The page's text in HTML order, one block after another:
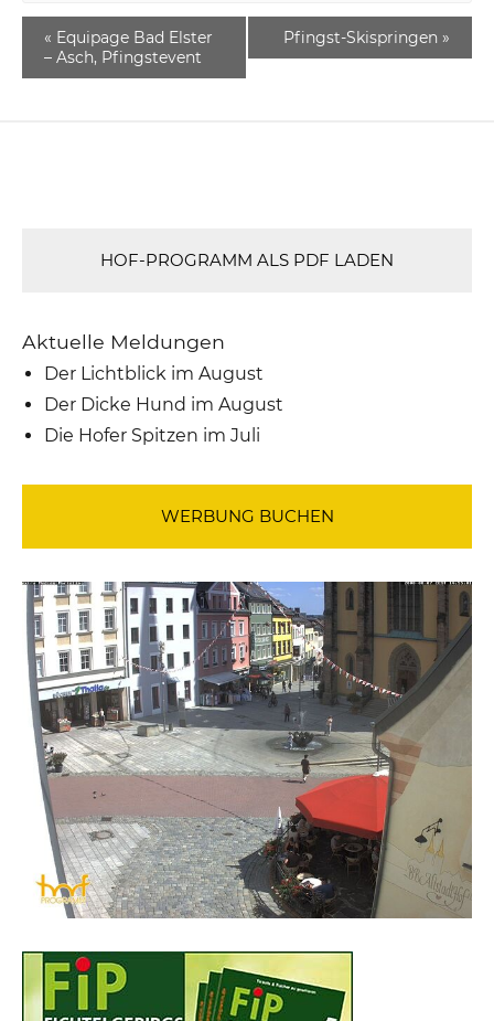
« Equipage Bad Elster
– Asch, Pfingstevent
Pfingst-Skispringen »
HOF-PROGRAMM ALS PDF LADEN
Aktuelle Meldungen
Der Lichtblick im August
Der Dicke Hund im August
Die Hofer Spitzen im Juli
WERBUNG BUCHEN